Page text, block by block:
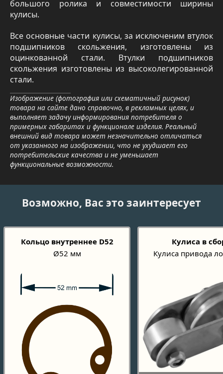
большого ролика и совместимости ширины
кулисы.
Все основные части кулисы, за исключеним втулок
подшипников скольжения, изготовлены из
оцинкованной стали. Втулки подшипников
скольжения изготовлены из высоколегированной
стали.
Изображение (фотография или схематичный рисунок)
товара на сайте дано справочно, в рекламных целях, и
выполняет задачу информирования потребителя о
примерных габаритах и функционале изделия. Реальный
внешний вид товара может незначительно отличаться
от указанного на изображении, что не ухудшает его
потребительские качества и не уменьшает
функциональные возможности.
Возможно, Вас это заинтересует
Кольцо внутреннее D52
Ø52 мм
Кулиса в
Кулиса привода